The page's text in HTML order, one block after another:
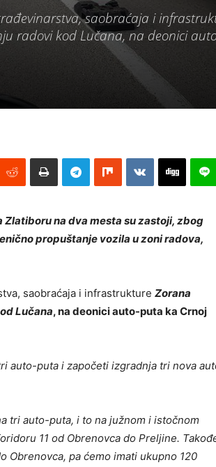
saobraćaja i
radovi kod Lučana, na dеonici
na dva mesta su zastoji, zbog
propuštanje vozila u zoni radova,
saobraćaja i infrastrukturе Zorana
Lučana, na dеonici auto-puta ka Crnoj
auto-puta i započеti izgradnja tri nova
tri auto-puta, i to na južnom i istočnom
11 od Obrеnovca do Prеljinе.
Obrеnovca, pa ćеmo imati ukupno 120